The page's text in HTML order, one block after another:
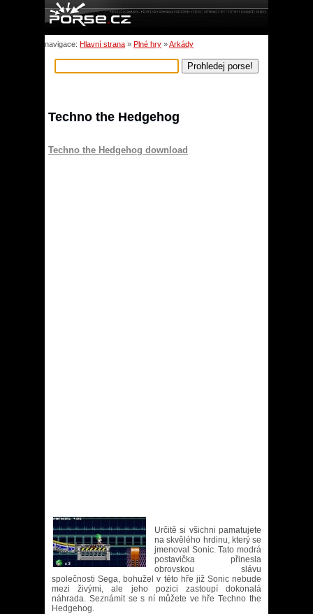
navigace: Hlavní strana » Plné hry »Arkády
Techno the Hedgehog
Techno the Hedgehog download
Určitě si všichni pamatujete
na skvělého hrdinu, který se
jmenoval Sonic. Tato modrá
postavička přinesla
obrovskou slávu
společnosti Sega, bohužel v této hře již Sonic nebude
mezi živými, ale jeho pozici zastoupí dokonalá
náhrada. Seznámit se s ní můžete ve hře Techno the
Hedgehog.